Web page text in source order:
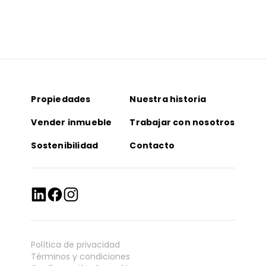
Propiedades
Nuestra historia
Vender inmueble
Trabajar con nosotros
Sostenibilidad
Contacto
Política de privacidad
Términos y condiciones